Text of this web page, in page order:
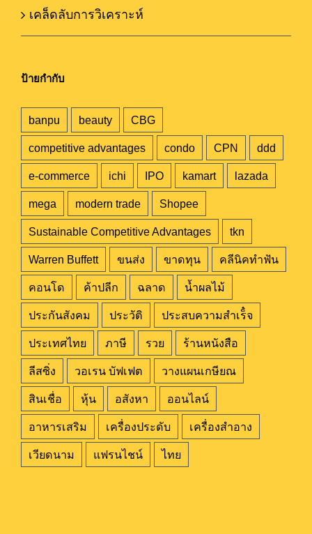
เคล็ดลับการวิเคราะห์
ป้ายกำกับ
banpu beauty CBG
competitive advantages condo CPN ddd
e-commerce ichi IPO kamart lazada
mega modern trade Shopee
Sustainable Competitive Advantages tkn
Warren Buffett ขนส่ง ขาดทุน คลีนิคทำฟัน
คอนโด ค้าปลีก ฉลาด น้ำผลไม้
ประกันสังคม ประวัติ ประสบความสำเร็๋จ
ประเทศไทย ภาษี รวย ร้านหนังสือ
ลีสซิ่ง วอเรน บัฟเฟต วางแผนเกษียณ
สินเชื่อ หุ้น อสังหา ออนไลน์
อาหารเสริม เครื่องประดับ เครื่องสำอาง
เวียดนาม แฟรนไชน์ ไทย